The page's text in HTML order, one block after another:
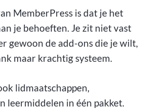
MemberPress is dat je het
je behoeften. Je zit niet vast
gewoon de add-ons die je wilt,
maar krachtig systeem.
lidmaatschappen,
leermiddelen in één pakket.